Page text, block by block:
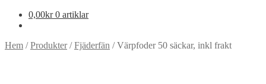
0,00kr 0 artiklar
Hem /Produkter/Fjäderfän /Värpfoder 50 säckar, inkl frakt